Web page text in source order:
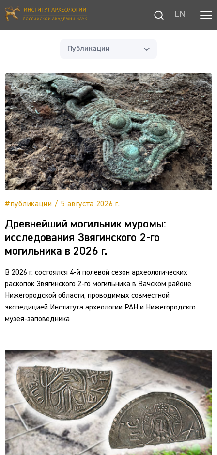
EN
Публикации
#публикации / 5 августа 2026 г.
Древнейший могильник муромы:
исследования Звягинского 2-го
могильника в 2026 г.
В 2026 г. состоялся 4-й полевой сезон археологических
раскопок Звягинского 2-го могильника в Вачском районе
Нижегородской области, проводимых совместной
экспедицией Института археологии РАН и Нижегородскго
музея-заповедника